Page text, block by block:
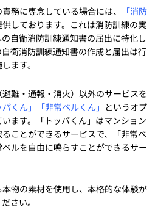
務に専念している場合には、
「消防
供しております。これは消防訓練の実
自衛消防訓練通知書の届出に特化し
衛消防訓練通知書の作成と届出は行
ます。
難・通報・消火）以外のサービスを
パくん」「非常ベルくん」 というオプ
ます。「トッパくん」はマンション
ことができるサービスで、「非常ベ
ルを自由に鳴らすことができるサー
物の素材を使用し、本格的な体験が
さい。